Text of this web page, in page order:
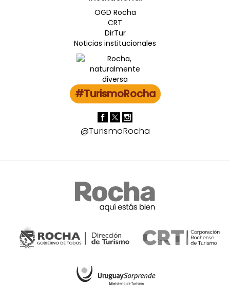
OGD Rocha
CRT
DirTur
Noticias institucionales
#TurismoRocha
@TurismoRocha